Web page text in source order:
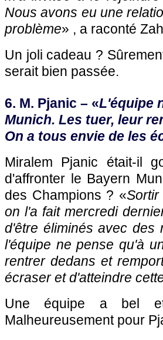
Nous avons eu une
problème» , a raconté
Un joli cadeau ?
serait bien passée.
6. M. Pjanic – «L'équipe
Munich. Les tuer, leur
On a tous envie de les
Miralem Pjanic était-il
d'affronter le Bayern
des Champions ? «
on l'a fait mercredi
d'être éliminés avec des
l'équipe ne pense qu'à
rentrer dedans et
écraser et d'atteindre
Une équipe a bel
Malheureusement pour